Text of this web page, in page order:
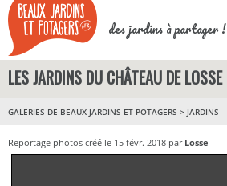
des jardins à partager !
LES JARDINS DU CHÂTEAU DE LOSSE
GALERIES DE BEAUX JARDINS ET POTAGERS > JARDINS
Reportage photos créé le 15 févr. 2018 par Losse